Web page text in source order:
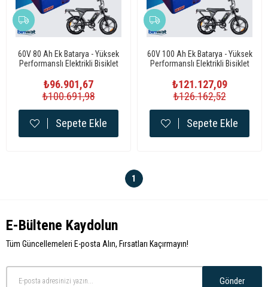
60V 80 Ah Ek Batarya - Yüksek
Performanslı Elektrikli Bisiklet
₺96.901,67
₺100.691,98
Sepete Ekle
60V 100 Ah Ek Batarya - Yüksek
Performanslı Elektrikli Bisiklet
₺121.127,09
₺126.162,52
Sepete Ekle
1
E-Bültene Kaydolun
Tüm Güncellemeleri E-posta Alın, Fırsatları Kaçırmayın!
Gönder